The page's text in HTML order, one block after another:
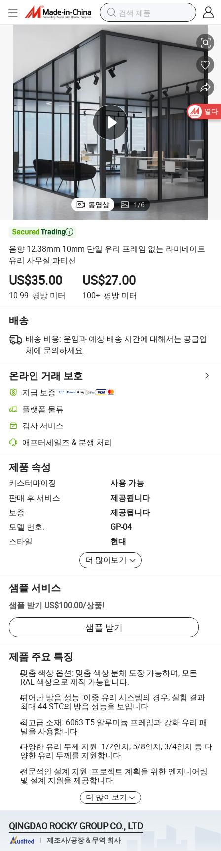
음향 12.38mm 10mm 단일 유리 프레임 없는 라미네이트 유리 사무실 파
동영상 1/6

음향 12.38mm 10mm 단일 유리 프레임 없는 라미네이트
유리 사무실 파티션
US$35.00
10-99 평방 미터
US$27.00
100+ 평방 미터
배송
배송 비용: 운임과 예상 배송 시간에 대해서는 공급업
체에 문의하세요.
온라인 거래 보호
지급 보증
플랫폼 물류
플랫폼 지원 물류를 통한 더 명확한 배송 추적
검사 서비스
선택적 선적 전 검사로 품질 및 수량 확인
애프터세일즈 & 분쟁 처리
플랫폼 지원 분쟁 해결, 해당되는 경우 환불 또는 반품 포함.
제품 속성
커스터마이징
사용 가능
판매 후 서비스
제공됩니다
보증
제공됩니다
모델 번호.
GP-04
스타일
현대
더 많이보기
샘플 서비스
샘플 받기 US$100.00/상품!
샘플 받기
제품 주요 특징
맞춤 색상 옵션: 맞춤 색상 분체 도장 가능하며, 모든
RAL 색상으로 제작 가능합니다.
뛰어난 방음 성능: 이중 유리 시스템의 경우, 실험 결과
최대 44 STC의 방음 성능을 보입니다.
최고급 소재: 6063-T5 알루미늄 프레임과 강화 유리 패
널을 사용합니다.
다양한 유리 두께 지원: 1/2인치, 5/8인치, 3/4인치 등 다
양한 유리 두께를 지원합니다.
전문적인 설계 지원: 프로젝트 계획을 위한 엔지니어링
및 설계 지원을 제공합니다.
더 많이보기
QINGDAO ROCKY GROUP CO., LTD
제조사/공장 & 무역 회사
열다